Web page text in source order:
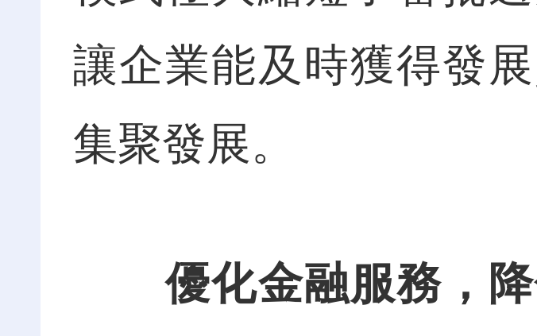
讓企業能及時獲得發
集聚發展。
優化金融服務，